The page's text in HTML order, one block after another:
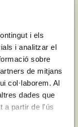
i els
i analitzar el
sobre
de mitjans
col·laborem. Al
dades que
a partir de l'ús
la des de
hi tornara a
va negar i a
ser una
valorada i amb
es va convertir
i piano de
li guarda un